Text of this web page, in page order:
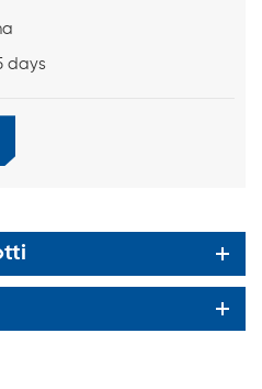
days